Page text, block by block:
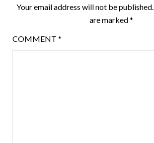
Your email address will not be published.
are marked*
COMMENT *